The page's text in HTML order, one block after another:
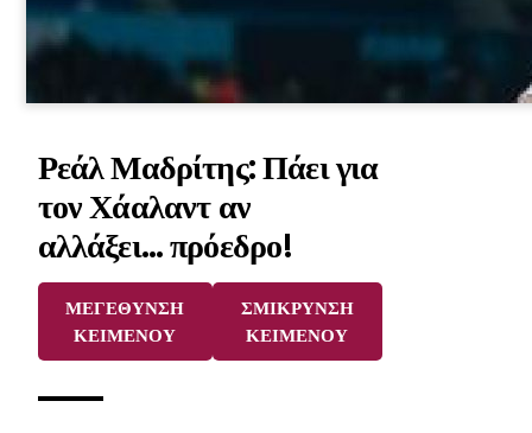
Ρεάλ Μαδρίτης: Πάει για
τον Χάαλαντ αν
αλλάξει… πρόεδρο!
ΜΕΓΕΘΥΝΣΗ
ΚΕΙΜΕΝΟΥ
ΣΜΙΚΡΥΝΣΗ
ΚΕΙΜΕΝΟΥ